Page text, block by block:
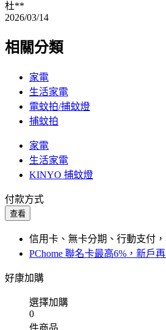
杜**
2026/03/14
相關分類
家電
生活家電
電蚊拍/捕蚊燈
捕蚊拍
家電
生活家電
KINYO 捕蚊燈
付款方式
查看
信用卡、無卡分期、行動支付
PChome 聯名卡最高6%，新戶
好康加購
選擇加購
0